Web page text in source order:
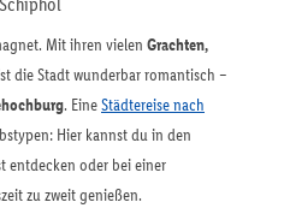
Mit ihren vielen Grachten,
die Stadt wunderbar romantisch –
. EineStädtereise nach
Hier kannst du in den
entdecken oder bei einer
zu zweit genießen.